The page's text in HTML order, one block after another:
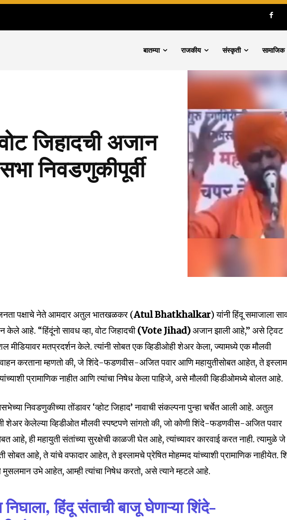
community of
बातम्या राजकीय संस्कृती सामाजिक
जिहादची अजान
निवडणुकीपूर्वी
पक्षाचे नेते आमदार अतुल भातखळकर (Atul Bhatkhalkar) यांनी हिंदू समाजाला
केले आहे. “हिंदूंनो सावध व्हा, वोट जिहादची(Vote Jihad)अजान झाली आहे,” असे ट्विट
मीडियावर मतप्रदर्शन केले. त्यांनी सोबत एक व्हिडीओही शेअर केला, ज्यामध्ये एक मौलवी
करताना म्हणतो की, जे शिंदे-फडणवीस-अजित पवार आणि महायुतीसोबत आहेत, ते
प्रामाणिक नाहीत आणि त्यांचा निषेध केला पाहिजे, असे मौलवी व्हिडीओमध्ये बोलत आहे.
निवडणुकीच्या तोंडावर ‘व्होट जिहाद’ नावाची संकल्पना पुन्हा चर्चेत आली आहे. अतुल
शेअर केलेल्या व्हिडीओत मौलवी स्पष्टपणे सांगतो की, जो कोणी शिंदे-फडणवीस-अजित पवार
आहे, ही महायुती संतांच्या सुरक्षेची काळजी घेत आहे, त्यांच्यावर कारवाई करत नाही. त्यामुळे जे
सोबत आहे, ते यांचे वफादार आहेत, ते इस्लामचे प्रेषित मोहम्मद यांच्याशी प्रामाणिक नाहीयेत.
उभे आहेत, आम्ही त्यांचा निषेध करतो, असे त्याने म्हटले आहे.
हिंदू संताची बाजू घेणाऱ्या शिंदे-